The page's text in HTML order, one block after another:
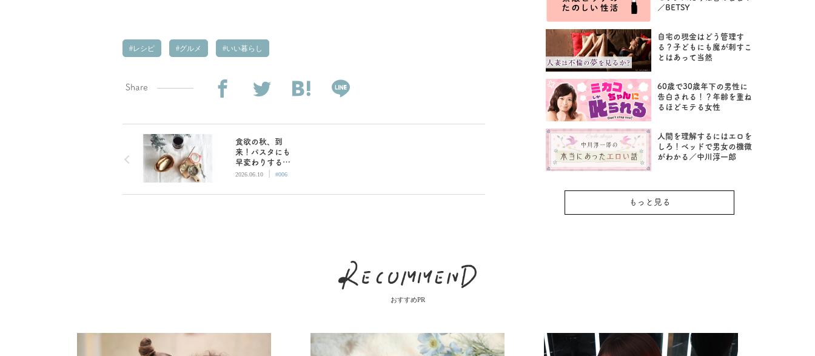
レシピ グルメ いい暮らし
Share
食欲の秋、到
来！パスタにも
早変わりする
「きのことアン
ト」
2026.06.10 | #006
／BETSY
自宅の現金はどう管理す
る？子どもにも魔が刺すこ
とはあって当然
60歳で30歳年下の男性に
告白される！？年齢を重ね
るほどモテる女性
人間を理解するにはエロを
しろ！ベッドで男女の機微
がわかる／中川淳一郎
もっと見る
おすすめPR